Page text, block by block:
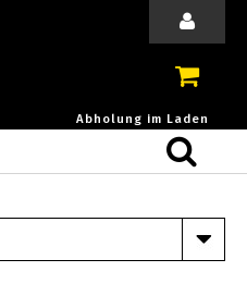
Abholung im Laden